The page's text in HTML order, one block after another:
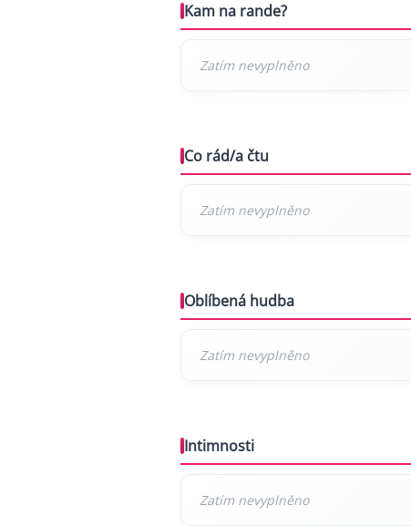
Kam na rande?
Co rád/a čtu
Oblíbená hudba
Intimnosti